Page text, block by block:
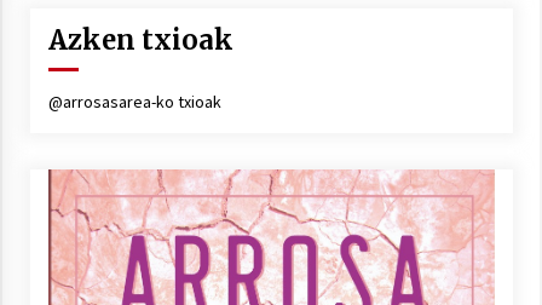
Azken txioak
@arrosasarea-ko txioak